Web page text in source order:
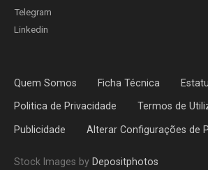
Telegram
Linkedin
Quem Somos Ficha Técnica
Politica de Privacidade Termos de
Publicidade Alterar Configurações de
Stock Images by Depositphotos